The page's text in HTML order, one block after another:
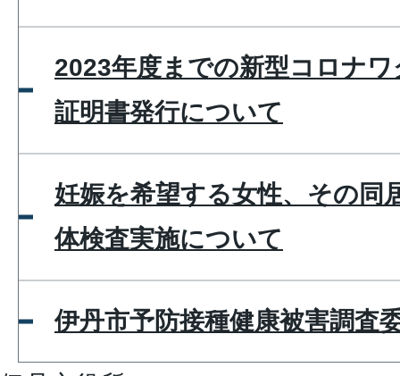
2023年度までの新型コロナ
証明書発行について
妊娠を希望する女性、その同
体検査実施について
伊丹市予防接種健康被害調査